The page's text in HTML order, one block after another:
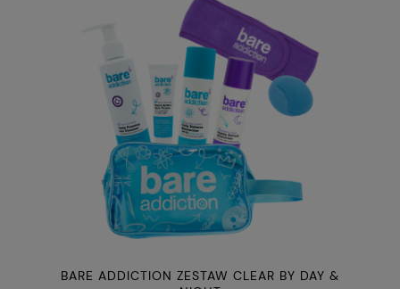
BARE ADDICTION ZESTAW CLEAR BY DAY &